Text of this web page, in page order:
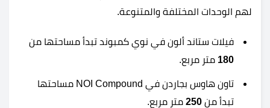
لهم الوحدات المختلفة والمتنوعة.
فيلات ستاند ألون في نوي كمبوند تبدأ مساحتها من
180 متر مربع.
تاون هاوس بجاردن في NOI Compound مساحتها
تبدأ من 250 متر مربع.